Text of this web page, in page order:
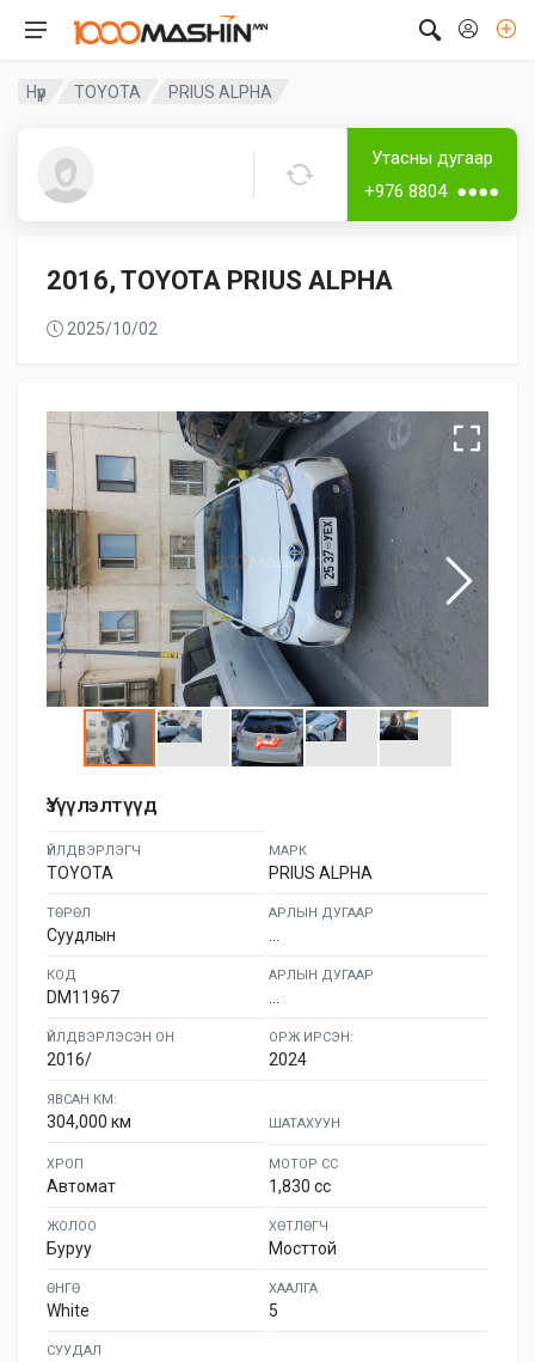
Нүүр TOYOTA PRIUS ALPHA
Утасны дугаар
+976 8804 ●●●●
2016, TOYOTA PRIUS ALPHA
2025/10/02
Үзүүлэлтүүд
ҮЙЛДВЭРЛЭГЧ
TOYOTA
МАРК
PRIUS ALPHA
ТӨРӨЛ
Суудлын
АРЛЫН ДУГААР
КОД
DM11967
АРЛЫН ДУГААР
ҮЙЛДВЭРЛЭСЭН ОН
2016/
ОРЖ ИРСЭН:
2024
ЯВСАН КМ:
304,000 км ШАТАХУУН
ХРОП
Автомат
МОТОР СС
1,830 cc
ЖОЛОО
Буруу
ХӨТЛӨГЧ
Мосттой
ӨНГӨ
White
ХААЛГА
5
СУУДАЛ